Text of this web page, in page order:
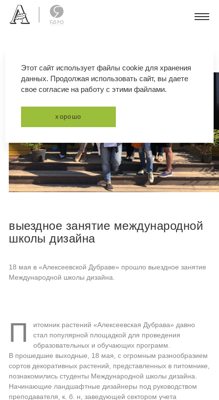
выездное занятие международной
школы дизайна
18 мая в «Алексеевской Дубраве» прошло выездное занятие
Международной школы дизайна.
П
итомник растений «Алексеевская Дубрава» давно
стал популярной площадкой для проведения
образовательных и обучающих программ.
В прошедшие выходные, 18 мая, с огромным разнообразием
сортов декоративных растений, представленных в питомнике,
познакомились студенты Международной школы дизайна.
Начинающие ландшафтные дизайнеры под руководством
преподавателя, к. б. н, заведующей сектором учета
Этот сайт использует файлы cookie для хранения
данных. Продолжая использовать сайт, вы даете
свое согласие на работу с этими файлами.
хорошо